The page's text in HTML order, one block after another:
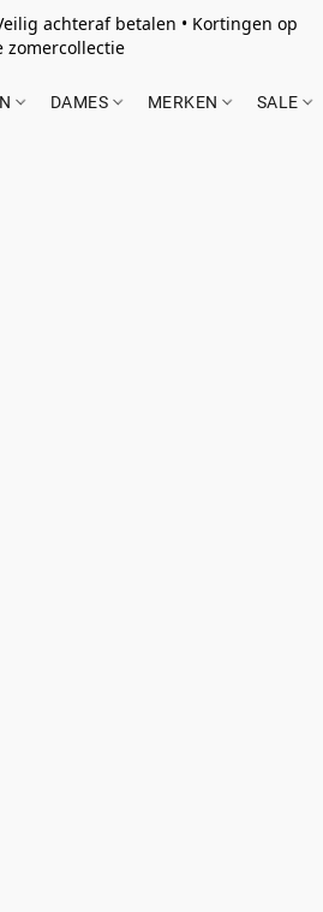
achteraf betalen • Kortingen op
zomercollectie
DAMES MERKEN SALE